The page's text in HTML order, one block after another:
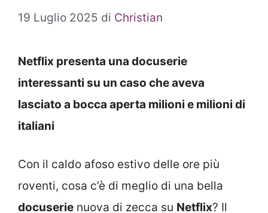
19 Luglio 2025 di Christian
Netflix presenta una docuserie
interessanti su un caso che aveva
lasciato a bocca aperta milioni e milioni di
italiani
Con il caldo afoso estivo delle ore più
roventi, cosa c’è di meglio di una bella
docuserie nuova di zecca su Netflix? Il